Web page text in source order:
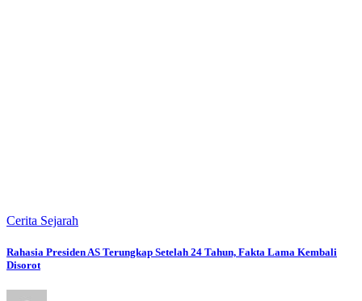
Cerita Sejarah
Rahasia Presiden AS Terungkap Setelah 24 Tahun, Fakta Lama Kembali
Disorot